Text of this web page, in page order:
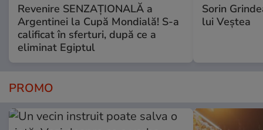
Revenire SENZAȚIONALĂ a
Argentinei la Cupă Mondială! S-a
calificat în sferturi, după ce a
eliminat Egiptul
Sorin
lui Veștea
PROMO